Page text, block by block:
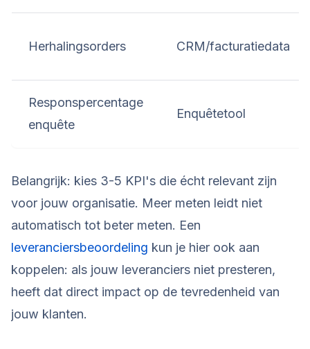
Herhalingsorders CRM/facturatiedata
Responspercentage
enquête
Enquêtetool
Belangrijk: kies 3-5 KPI's die écht relevant zijn
voor jouw organisatie. Meer meten leidt niet
automatisch tot beter meten. Een
leveranciersbeoordeling kun je hier ook aan
koppelen: als jouw leveranciers niet presteren,
heeft dat direct impact op de tevredenheid van
jouw klanten.